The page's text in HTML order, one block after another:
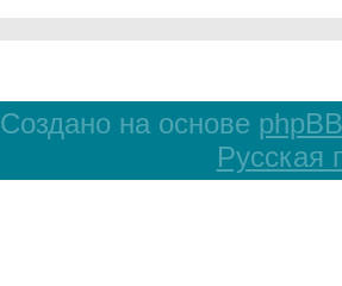
Создано на основе phpBB
Русская